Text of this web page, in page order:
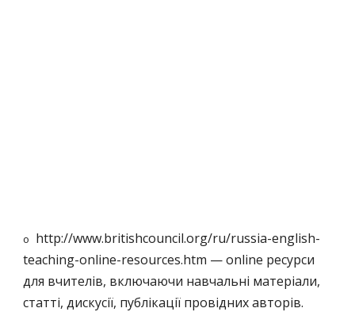
o http://www.britishcouncil.org/ru/russia-english-
teaching-online-resources.htm — online ресурси
для вчителів, включаючи навчальні матеріали,
статті, дискусії, публікації провідних авторів.